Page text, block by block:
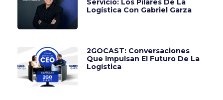
Servicio: Los Pilares De La
Logística Con Gabriel Garza
2GOCAST: Conversaciones
Que Impulsan El Futuro De La
Logística